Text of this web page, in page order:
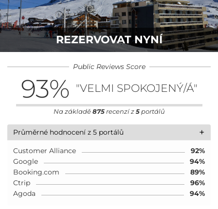
REZERVOVAT NYNÍ
Public Reviews Score
93% "VELMI SPOKOJENÝ/Á"
Na základě875recenzí z5portálů
+
Průměrné hodnocení z 5 portálů
Customer Alliance
92%
Google
94%
Booking.com
89%
Ctrip
96%
Agoda
94%